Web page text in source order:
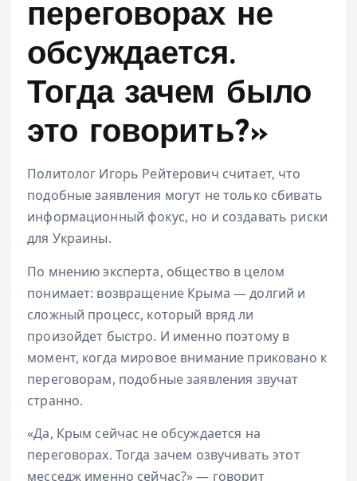
переговорах не
обсуждается.
Тогда зачем было
это говорить?»
Политолог Игорь Рейтерович считает, что
подобные заявления могут не только сбивать
информационный фокус, но и создавать риски
для Украины.
По мнению эксперта, общество в целом
понимает: возвращение Крыма — долгий и
сложный процесс, который вряд ли
произойдет быстро. И именно поэтому в
момент, когда мировое внимание приковано к
переговорам, подобные заявления звучат
странно.
«Да, Крым сейчас не обсуждается на
переговорах. Тогда зачем озвучивать этот
месседж именно сейчас?» — говорит